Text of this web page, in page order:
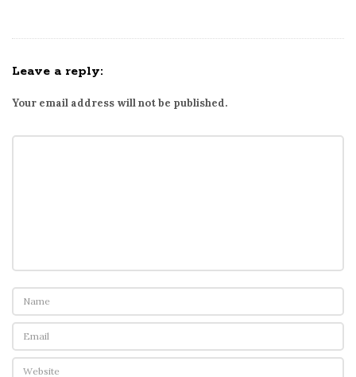
Leave a reply:
Your email address will not be published.